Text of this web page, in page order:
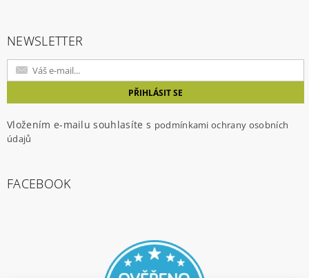
NEWSLETTER
Vložením e-mailu souhlasíte s podmínkami ochrany osobních
údajů
FACEBOOK